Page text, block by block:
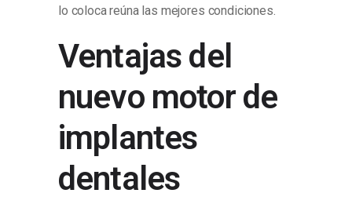
lo coloca reúna las mejores condiciones.
Ventajas del
nuevo motor de
implantes
dentales